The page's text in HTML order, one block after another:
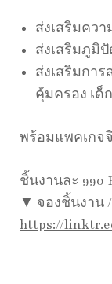
ส่งเสริมคว
ส่งเสริมภูมิ
ส่งเสริมกา
คุ้มครอง เด็
พร้อมแพคเกจ
ชิ้นงานละ 990
▼ จองชิ้นงาน
https://